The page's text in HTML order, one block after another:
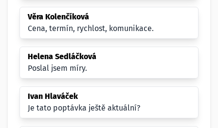
Věra Kolenčíková
Cena, termín, rychlost, komunikace.
Helena Sedláčková
Poslal jsem míry.
Ivan Hlaváček
Je tato poptávka ještě aktuální?